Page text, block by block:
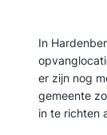
In
er zijn nog
gemeente
in te richten